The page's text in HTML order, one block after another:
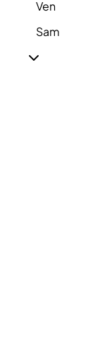
Ven
Sam